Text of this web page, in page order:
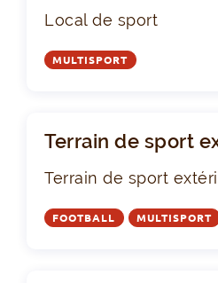
Local de sport
MULTISPORT
Terrain de sport
Terrain de sport
FOOTBALL MULTISPORT